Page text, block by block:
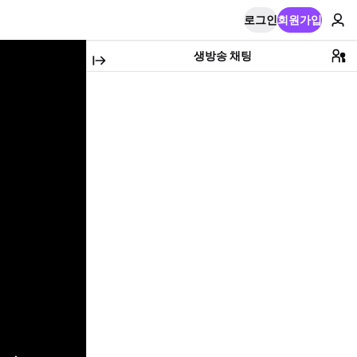
로그인회원가입
생방송 채팅